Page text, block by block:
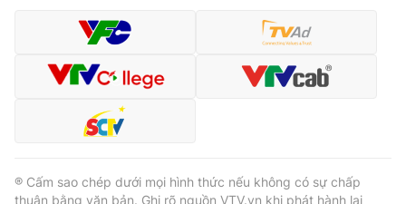
® Cấm sao chép dưới mọi hình thức nếu không có sự chấp
thuận bằng văn bản. Ghi rõ nguồn VTV.vn khi phát hành lại